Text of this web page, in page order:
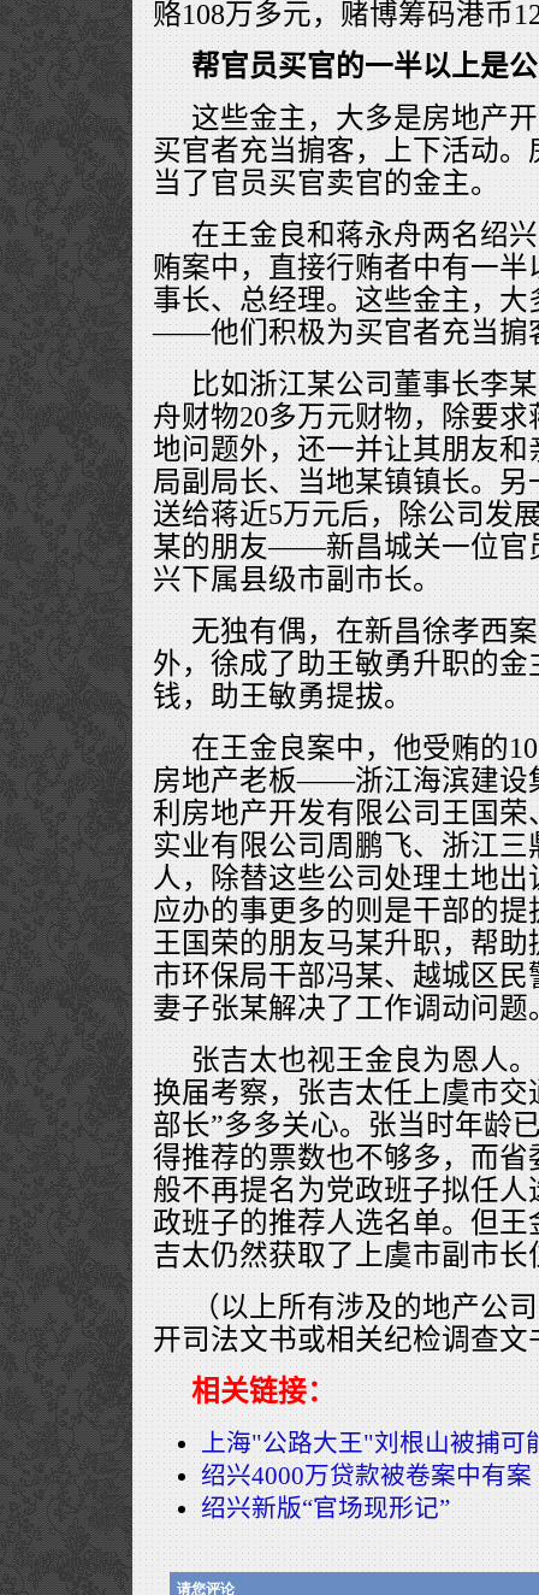
赂108万多元，赌博筹码港币
帮官员买官的一半以上是
这些金主，大多是房地产
买官者充当掮客，上下活动
当了官员买官卖官的金主。
在王金良和蒋永舟两名绍
贿案中，直接行贿者中有一
事长、总经理。这些金主，
——他们积极为买官者充当掮
比如浙江某公司董事长李
舟财物20多万元财物，除要
地问题外，还一并让其朋友
局副局长、当地某镇镇长。
送给蒋近5万元后，除公司发
某的朋友——新昌城关一位官
兴下属县级市副市长。
无独有偶，在新昌徐孝西
外，徐成了助王敏勇升职的
钱，助王敏勇提拔。
在王金良案中，他受贿的
房地产老板——浙江海滨建设
利房地产开发有限公司王国
实业有限公司周鹏飞、浙江
人，除替这些公司处理土地
应办的事更多的则是干部的
王国荣的朋友马某升职，帮
市环保局干部冯某、越城区
妻子张某解决了工作调动问题
张吉太也视王金良为恩人
换届考察，张吉太任上虞市交
部长”多多关心。张当时年龄
得推荐的票数也不够多，而省
般不再提名为党政班子拟任
政班子的推荐人选名单。但王
吉太仍然获取了上虞市副市长
（以上所有涉及的地产公
开司法文书或相关纪检调查
相关链接：
上海"公路大王"刘根山被捕可
绍兴4000万贷款被卷案中有案
绍兴新版“官场现形记”